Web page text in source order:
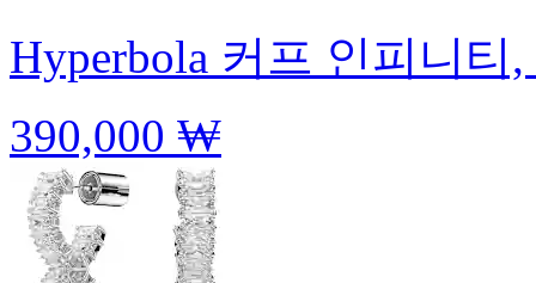
Hyperbola 커프 인피니티
390,000 ₩